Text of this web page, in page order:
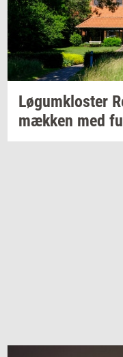
Løgum­klo­ster
mæk­ken med